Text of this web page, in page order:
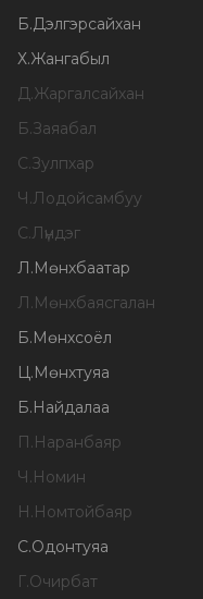
Б.Дэлгэрсайхан
Х.Жангабыл
Д.Жаргалсайхан
Б.Заяабал
С.Зулпхар
Ч.Лодойсамбуу
С.Лүндэг
Л.Мөнхбаатар
Л.Мөнхбаясгалан
Б.Мөнхсоёл
Ц.Мөнхтуяа
Б.Найдалаа
П.Наранбаяр
Ч.Номин
Н.Номтойбаяр
С.Одонтуяа
Г.Очирбат